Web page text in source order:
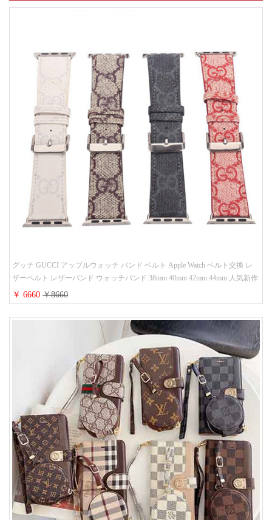
グッチ GUCCI アップルウォッチ バンド ベルト Apple Watch ベルト交換 レ
ザーベルト レザーバンド ウォッチバンド 38mm 40mm 42mm 44mm 人気新作
￥ 6660￥8660